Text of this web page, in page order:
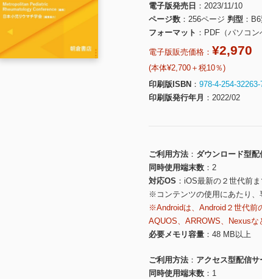
電子版発売日
2023/11/10
ページ数
256ページ 判型
フォーマット
PDF（パソコン
電子版販売価格： ¥2,970
(本体¥2,700＋税10％)
印刷版ISBN
978-4-254-32263-
印刷版発行年月
2022/02
ご利用方法
ダウンロード型配
同時使用端末数
2
対応OS
iOS最新の２世代前
※コンテンツの使用にあたり
※Androidは、Android２世代前
AQUOS、ARROWS、Nexus
必要メモリ容量
48 MB以上
ご利用方法
アクセス型配信サ
同時使用端末数
1